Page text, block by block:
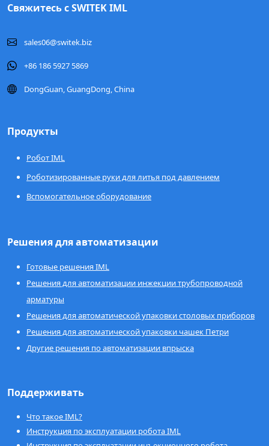
Свяжитесь с SWITEK IML
sales06@switek.biz
+86 186 5927 5869
DongGuan, GuangDong, China
Продукты
Робот IML
Роботизированные руки для литья под давлением
Вспомогательное оборудование
Решения для автоматизации
Готовые решения IML
Решения для автоматизации инжекции трубопроводной
арматуры
Решения для автоматической упаковки столовых приборов
Решения для автоматической упаковки чашек Петри
Другие решения по автоматизации впрыска
Поддерживать
Что такое IML?
Инструкция по эксплуатации робота IML